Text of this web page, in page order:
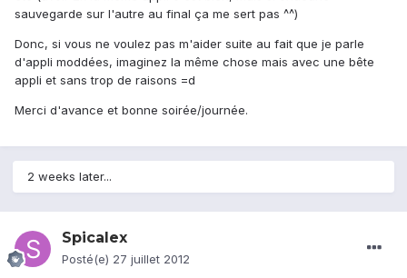
sauvegarde sur l'autre au final ça me sert pas ^^)
Donc, si vous ne voulez pas m'aider suite au fait que je parle
d'appli moddées, imaginez la même chose mais avec une bête
appli et sans trop de raisons =d
Merci d'avance et bonne soirée/journée.
2 weeks later...
Spicalex
Posté(e) 27 juillet 2012